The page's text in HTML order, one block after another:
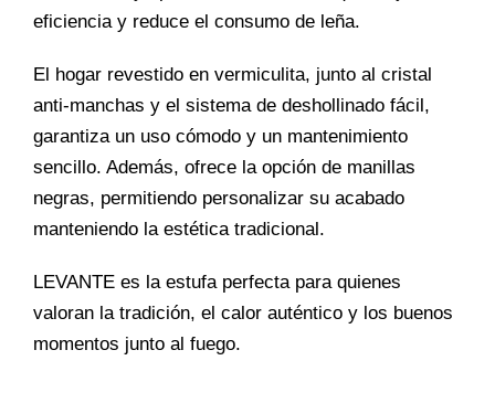
eficiencia y reduce el consumo de leña.
El hogar revestido en vermiculita, junto al cristal
anti-manchas y el sistema de deshollinado fácil,
garantiza un uso cómodo y un mantenimiento
sencillo. Además, ofrece la opción de manillas
negras, permitiendo personalizar su acabado
manteniendo la estética tradicional.
LEVANTE es la estufa perfecta para quienes
valoran la tradición, el calor auténtico y los buenos
momentos junto al fuego.